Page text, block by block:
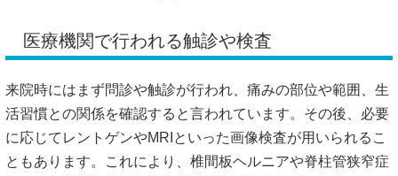
医療機関で行われる触診や検査
来院時にはまず問診や触診が行われ、痛みの部位や範囲、生
活習慣との関係を確認すると言われています。その後、必要
に応じてレントゲンやMRIといった画像検査が用いられるこ
ともあります。これにより、椎間板ヘルニアや脊柱管狭窄症